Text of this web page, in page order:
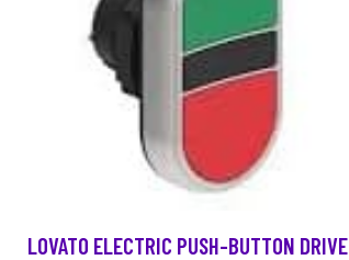
LOVATO ELECTRIC PUSH-BUTTON DRIVE